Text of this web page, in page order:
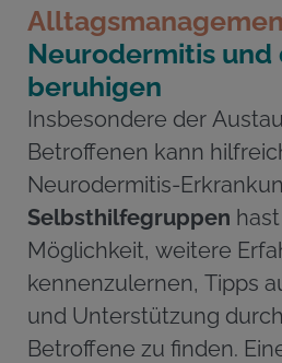
Neurodermitis und
beruhigen
Insbesondere der
Betroffenen kann
Neurodermitis-
Selbsthilfegruppen
Möglichkeit, weitere
kennenzulernen, Tipps
und Unterstützung
Betroffene zu finden.